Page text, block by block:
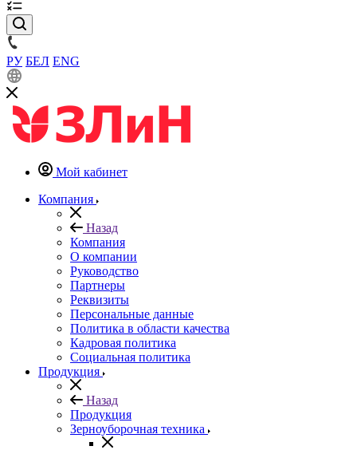
РУ БЕЛ ENG
Мой кабинет
Компания
Назад
Компания
О компании
Руководство
Партнеры
Реквизиты
Персональные данные
Политика в области качества
Кадровая политика
Социальная политика
Продукция
Назад
Продукция
Зерноуборочная техника